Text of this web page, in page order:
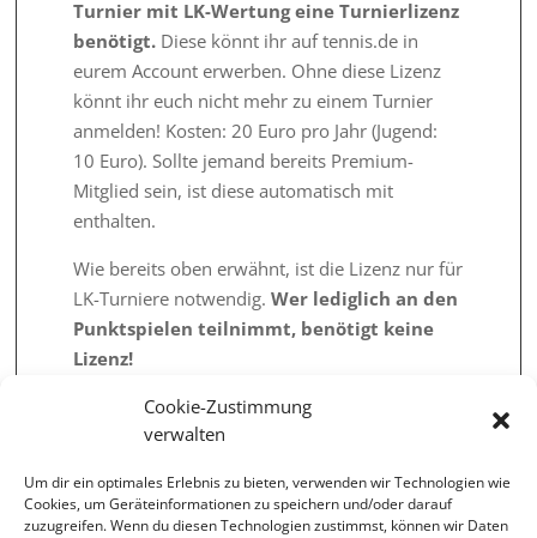
Cookie-Zustimmung
verwalten
Um dir ein optimales Erlebnis zu bieten, verwenden wir Technologien wie
Cookies, um Geräteinformationen zu speichern und/oder darauf
zuzugreifen. Wenn du diesen Technologien zustimmst, können wir Daten
Turnier mit LK-Wertung eine Turnierlizenz
benötigt. Diese könnt ihr auf tennis.de in
eurem Account erwerben. Ohne diese Lizenz
könnt ihr euch nicht mehr zu einem Turnier
anmelden! Kosten: 20 Euro pro Jahr (Jugend:
10 Euro). Sollte jemand bereits Premium-
Mitglied sein, ist diese automatisch mit
enthalten.
Wie bereits oben erwähnt, ist die Lizenz nur für
LK-Turniere notwendig. Wer lediglich an den
Punktspielen teilnimmt, benötigt keine
Lizenz!
Weitere Infos und FAQs findet ihr
diesem Link. Bei Fragen könnt ihr euch auch
Frank Mayershofer